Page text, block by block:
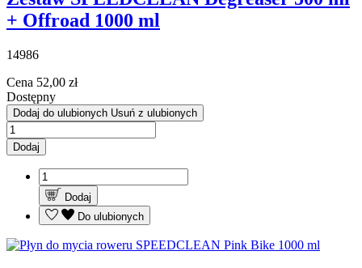
+ Offroad 1000 ml
14986
Cena 52,00 zł
Dostępny
Dodaj do ulubionych Usuń z ulubionych
Dodaj
Dodaj
Do ulubionych